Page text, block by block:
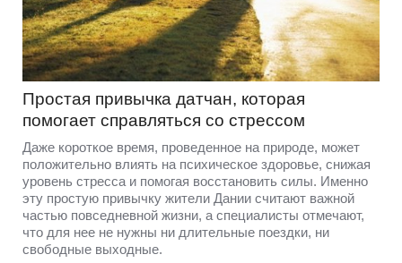
Простая привычка датчан, которая
помогает справляться со стрессом
Даже короткое время, проведенное на природе, может
положительно влиять на психическое здоровье, снижая
уровень стресса и помогая восстановить силы. Именно
эту простую привычку жители Дании считают важной
частью повседневной жизни, а специалисты отмечают,
что для нее не нужны ни длительные поездки, ни
свободные выходные.